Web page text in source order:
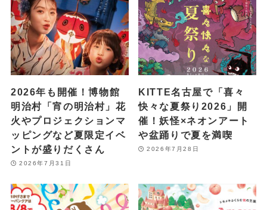
2026年も開催！博物館
明治村「宵の明治村」花
火やプロジェクションマ
ッピングなど夏限定イベ
ントが盛りだくさん
2026年7月31日
KITTE名古屋で「喜々
快々な夏祭り2026」開
催！妖怪×ネオンアート
や盆踊りで夏を満喫
2026年7月28日